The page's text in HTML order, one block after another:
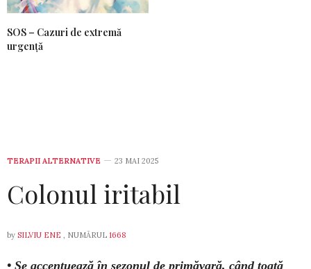
SOS – Cazuri de extremă
urgență
TERAPII ALTERNATIVE 23 MAI 2025
Colonul iritabil
by SILVIU ENE , NUMĂRUL 1668
• Se accentuează în sezonul de primăvară, când toată